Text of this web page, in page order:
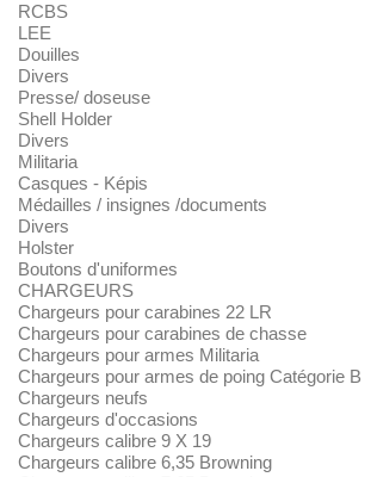
RCBS
LEE
Douilles
Divers
Presse/ doseuse
Shell Holder
Divers
Militaria
Casques - Képis
Médailles / insignes /documents
Divers
Holster
Boutons d'uniformes
CHARGEURS
Chargeurs pour carabines 22 LR
Chargeurs pour carabines de chasse
Chargeurs pour armes Militaria
Chargeurs pour armes de poing Catégorie B
Chargeurs neufs
Chargeurs d'occasions
Chargeurs calibre 9 X 19
Chargeurs calibre 6,35 Browning